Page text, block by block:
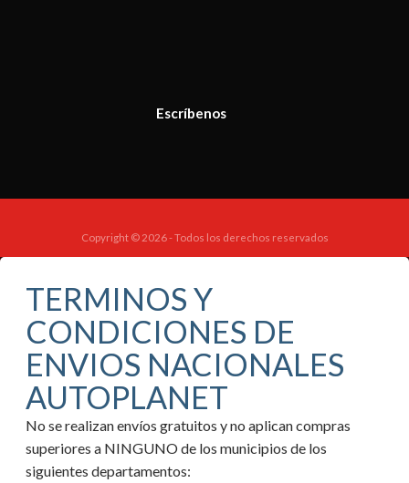
Escríbenos
Copyright © 2026 - Todos los derechos reservados
TERMINOS Y
CONDICIONES DE
ENVIOS NACIONALES
AUTOPLANET
No se realizan envíos gratuitos y no aplican compras
superiores a NINGUNO de los municipios de los
siguientes departamentos: